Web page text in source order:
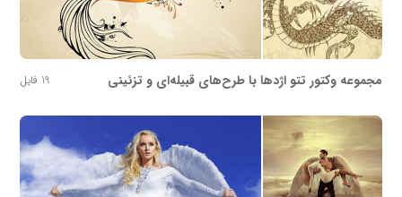
مجموعه وکتور تتو اژدها با طرح‌های قبیله‌ای و تزئینی 19 فایل